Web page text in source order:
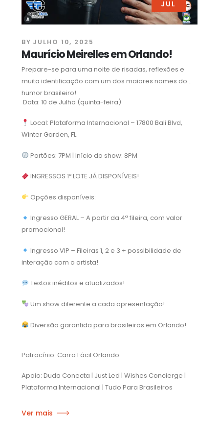
JUL
BY JULHO 10, 2025
Maurício Meirelles em Orlando!
Prepare-se para uma noite de risadas, reflexões e
muita identificação com um dos maiores nomes do
humor brasileiro!
Data: 10 de Julho (quinta-feira)
Local: Plataforma Internacional – 17800 Bali Blvd,
Winter Garden, FL
Portões: 7PM | Início do show: 8PM
INGRESSOS 1º LOTE JÁ DISPONÍVEIS!
Opções disponíveis:
Ingresso GERAL – A partir da 4ª fileira, com valor
promocional!
Ingresso VIP – Fileiras 1, 2 e 3 + possibilidade de
interação com o artista!
Textos inéditos e atualizados!
Um show diferente a cada apresentação!
Diversão garantida para brasileiros em Orlando!
Patrocínio: Carro Fácil Orlando
Apoio: Duda Conecta | Just Led | Wishes Concierge |
Plataforma Internacional | Tudo Para Brasileiros
Ver mais